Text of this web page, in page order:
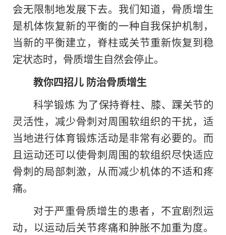
会无限制地发展下去。我们知道，骨质增生
是机体恢复新的平衡的一种自我保护机制，
当新的平衡建立，脊柱或关节重新恢复到稳
定状态时，骨质增生自然会停止。
教你四招儿 防治骨质增生
科学锻炼 为了保持脊柱、膝、踝关节的
灵活性，减少骨刺对周围软组织的干扰，适
当地进行体育锻炼活动是非常有必要的。而
且运动还可以使骨刺周围的软组织尽快适应
骨刺的局部刺激，从而减少机体的不适和疼
痛。
对于严重骨质增生的患者，不宜剧烈运
动，以运动后关节疼痛和肿胀不加重为度。